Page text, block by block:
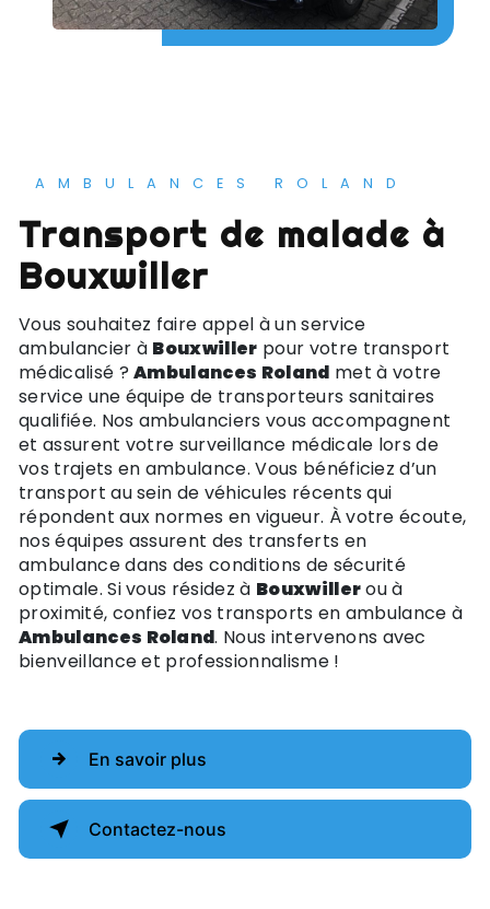
AMBULANCES ROLAND
Transport de malade à
Bouxwiller
Vous souhaitez faire appel à un service
ambulancier à Bouxwiller pour votre transport
médicalisé ?Ambulances Roland met à votre
service une équipe de transporteurs sanitaires
qualifiée. Nos ambulanciers vous accompagnent
et assurent votre surveillance médicale lors de
vos trajets en ambulance. Vous bénéficiez d’un
transport au sein de véhicules récents qui
répondent aux normes en vigueur. À votre écoute,
nos équipes assurent des transferts en
ambulance dans des conditions de sécurité
optimale. Si vous résidez à Bouxwillerou à
proximité, confiez vos transports en ambulance à
Ambulances Roland. Nous intervenons avec
bienveillance et professionnalisme !
En savoir plus
Contactez-nous